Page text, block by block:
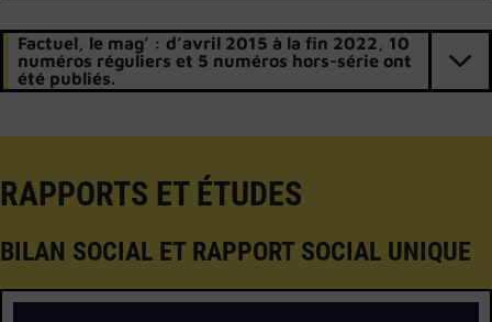
Factuel, le mag’ : d’avril 2015 à la fin 2022, 10
numéros réguliers et 5 numéros hors-série ont
été publiés.
RAPPORTS ET ÉTUDES
BILAN SOCIAL ET RAPPORT SOCIAL UNIQUE